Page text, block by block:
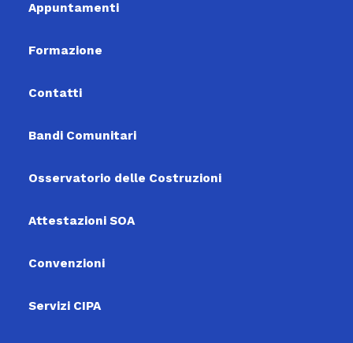
Appuntamenti
Formazione
Contatti
Bandi Comunitari
Osservatorio delle Costruzioni
Attestazioni SOA
Convenzioni
Servizi CIPA